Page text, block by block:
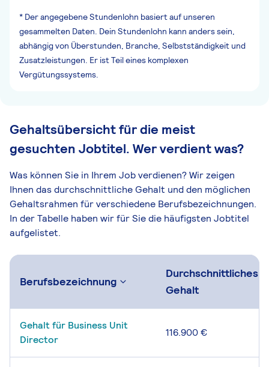
* Der angegebene Stundenlohn basiert auf unseren
gesammelten Daten. Dein Stundenlohn kann anders sein,
abhängig von Überstunden, Branche, Selbstständigkeit und
Zusatzleistungen. Er ist Teil eines komplexen
Vergütungssystems.
Gehaltsübersicht für die meist
gesuchten Jobtitel. Wer verdient was?
Was können Sie in Ihrem Job verdienen? Wir zeigen
Ihnen das durchschnittliche Gehalt und den möglichen
Gehaltsrahmen für verschiedene Berufsbezeichnungen.
In der Tabelle haben wir für Sie die häufigsten Jobtitel
aufgelistet.
Berufsbezeichnung
Durchschnittliches
Gehalt
Gehalt für Business Unit
Director
116.900 €